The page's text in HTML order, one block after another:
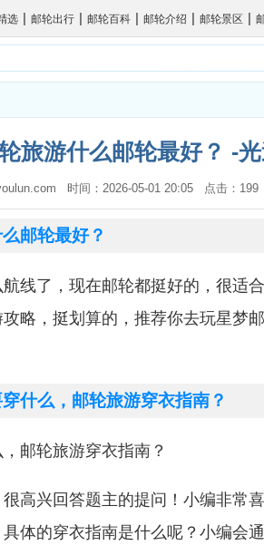
选 | 邮轮出行 | 邮轮百科 | 邮轮介绍 | 邮轮景区 |
旅游什么邮轮最好？ -
时间：2026-05-01 20:05 点击：
邮轮最好？
线了，现在邮轮都挺好的，很适
略，挺划算的，推荐你去玩星梦
什么，邮轮旅游穿衣指南？
邮轮旅游穿衣指南？
高兴回答题主的提问！小编非常
体的穿衣指南是什么呢？小编会